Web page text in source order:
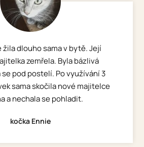
žila dlouho sama v bytě. Její
zemřela. Byla bázlivá
se pod postelí. Po využívání 3
sama skočila nové majitelce
a nechala se pohladit.
kočka Ennie